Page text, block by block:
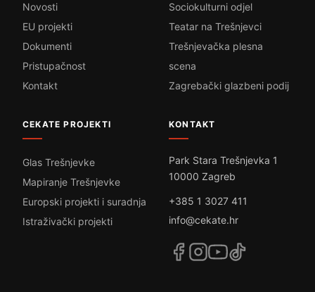
Novosti
EU projekti
Dokumenti
Pristupačnost
Kontakt
Sociokulturni odjel
Teatar na Trešnjevci
Trešnjevačka plesna
scena
Zagrebački glazbeni podij
CEKATE PROJEKTI
Glas Trešnjevke
Mapiranje Trešnjevke
Europski projekti i suradnja
Istraživački projekti
KONTAKT
Park Stara Trešnjevka 1
10000 Zagreb
+385 1 3027 411
info@cekate.hr